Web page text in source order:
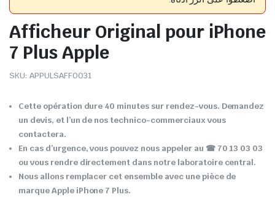
Afficheur Original pour iPhone
7 Plus Apple
SKU: APPULSAFF0031
Cette opération dure 40 minutes sur rendez-vous. Demandez
un devis, et l’un de nos technico-commerciaux vous
contactera.
En cas d’urgence, vous pouvez nous appeler au ☎ 70 13 03 03
ou vous rendre directement dans notre laboratoire central.
Nous allons remplacer cet ensemble avec une pièce de
marque Apple iPhone 7 Plus.